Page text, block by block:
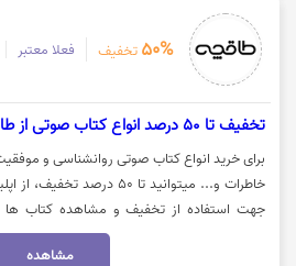
50% تخفیف فعلا معتبر
تخفیف تا 50 درصد انواع کتاب صوتی از طاقچه
برای خرید انواع کتاب صوتی روانشناسی و
خاطرات و... میتوانید تا 50
جهت استفاده از تخفیف و مشاهده کتاب ها
مشاهده